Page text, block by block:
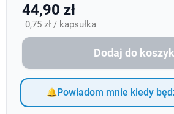
44,90 zł
0,75 zł / kapsułka
Dodaj do
Powiadom mnie kiedy